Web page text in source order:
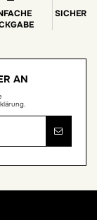
SICHERE
AN